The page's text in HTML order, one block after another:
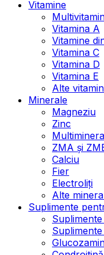
Vitamine
Vitamina A
Vitamine
Vitamina C
Vitamina D
Vitamina E
Alte
Minerale
Magneziu
Zinc
ZMA și
Calciu
Fier
Electroliți
Alte
Suplimente